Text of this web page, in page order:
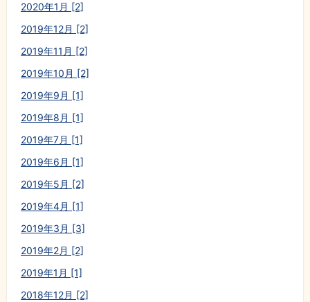
2020年1月 [2]
2019年12月 [2]
2019年11月 [2]
2019年10月 [2]
2019年9月 [1]
2019年8月 [1]
2019年7月 [1]
2019年6月 [1]
2019年5月 [2]
2019年4月 [1]
2019年3月 [3]
2019年2月 [2]
2019年1月 [1]
2018年12月 [2]